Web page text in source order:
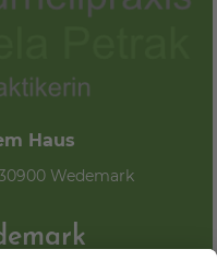
Haus
Wedemark